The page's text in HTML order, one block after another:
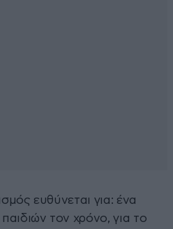
ευθύνεται για: ένα
τον χρόνο, για το